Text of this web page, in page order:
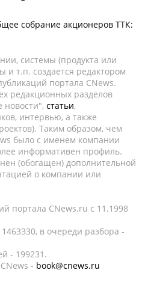
собрание акционеров ТТК:
системы (продукта или
и т.п. создается редактором
портала CNews.
редакционных разделов
новости", статьи,
интервью, а также
Таким образом, чем
было с именем компании
информативен профиль.
(обогащен) дополнительной
о компании или
портала CNews.ru c 11.1998
в очереди разбора -
- 199231.
- book@cnews.ru